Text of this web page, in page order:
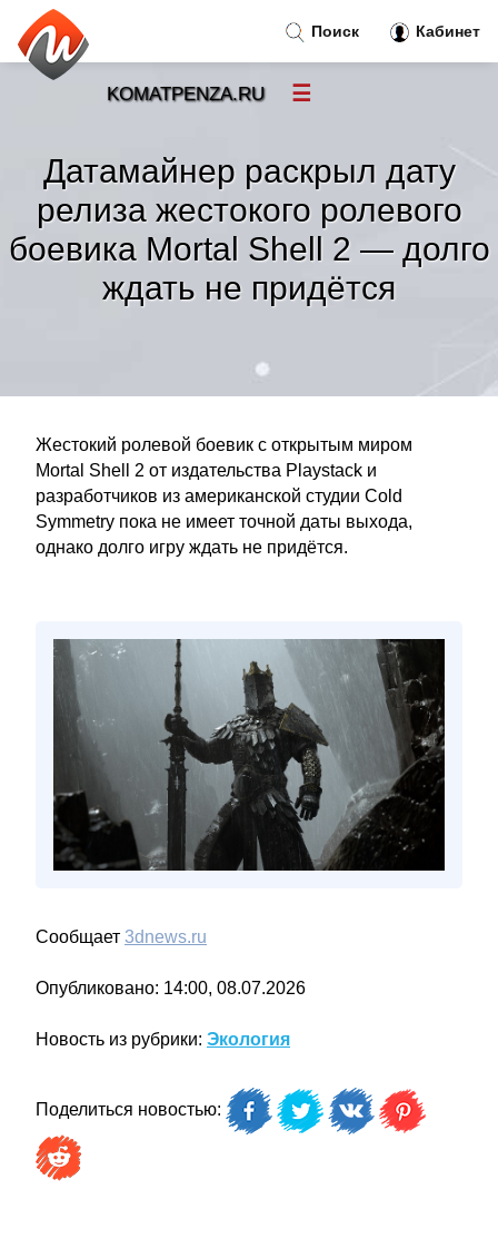
Датамайнер раскрыл дату
релиза жестокого ролевого
боевика Mortal Shell 2 — долго
ждать не придётся
Жестокий ролевой боевик с открытым миром
Mortal Shell 2 от издательства Playstack и
разработчиков из американской студии Cold
Symmetry пока не имеет точной даты выхода,
однако долго игру ждать не придётся.
Сообщает 3dnews.ru
Опубликовано: 14:00, 08.07.2026
Новость из рубрики: Экология
Поделиться новостью:
Поиск Кабинет
KOMATPENZA.RU ☰
Новости»
Тренды новостей »
Рубрики»